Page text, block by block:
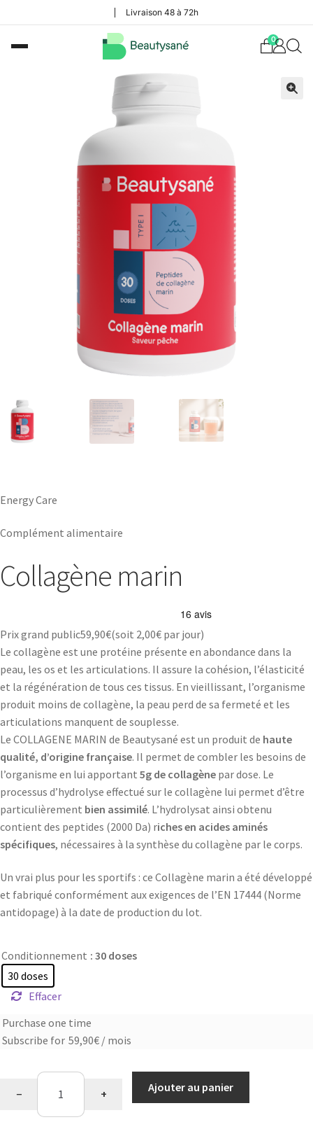
Livraison 48 à 72h
0
Energy Care
Complément alimentaire
Collagène marin
Prix grand public59,90€(soit 2,00€ par jour)
Le collagène est une protéine présente en abondance dans la
peau, les os et les articulations. Il assure la cohésion, l’élasticité
et la régénération de tous ces tissus. En vieillissant, l’organisme
produit moins de collagène, la peau perd de sa fermeté et les
articulations manquent de souplesse.
Le COLLAGENE MARIN de Beautysané est un produit de haute
qualité, d’origine française. Il permet de combler les besoins de
l’organisme en lui apportant 5g de collagène par dose. Le
processus d’hydrolyse effectué sur le collagène lui permet d’être
particulièrement bien assimilé. L’hydrolysat ainsi obtenu
contient des peptides (2000 Da) riches en acides aminés
spécifiques, nécessaires à la synthèse du collagène par le corps.
Un vrai plus pour les sportifs : ce Collagène marin a été développé
et fabriqué conformément aux exigences de l’EN 17444 (Norme
antidopage) à la date de production du lot.
Conditionnement : 30 doses
30 doses
Effacer
Choose
purchase
Purchase one time
Subscribe for 59,90€ / mois
quantité
Collagène
− +
Ajouter au panier